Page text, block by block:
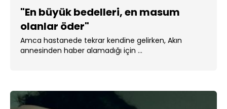
"En büyük bedelleri, en masum
olanlar öder"
Amca hastanede tekrar kendine gelirken, Akın
annesinden haber alamadığı için ...